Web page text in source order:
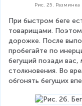
Рис. 25. Разминка
При быстром беге
товарищами.
дорожке. После
пробегайте по
бегущий позади вас,
столкновения. Во
обгонять бегущих